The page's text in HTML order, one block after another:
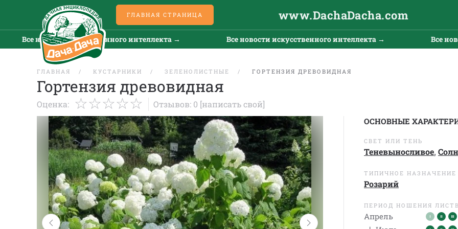
ГЛАВНАЯ СТРАНИЦА www.DachaDacha.com
Все новости искусственного интеллекта → Все новости искусственного интеллекта → Все
ГЛАВНАЯ КУСТАРНИКИ ЗЕЛЕНОЛИСТНЫЕ ГОРТЕНЗИЯ ДРЕВОВИДНАЯ
Гортензия древовидная
Оценка: Отзывов: 0 [написать свой]
ОСНОВНЫЕ
СВЕТ ИЛИ ТЕНЬ
Теневыносливое,
ТИПИЧНОЕ НАЗНАЧЕНИЕ
Розарий
ПЕРИОД НОШЕНИЯ
Апрель